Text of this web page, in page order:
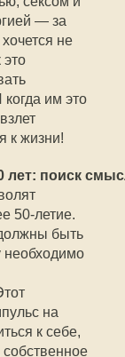
— за
не
это
им это
к жизни!
лет: поиск
50-летие.
быть
необходимо
на
к себе,
собственное